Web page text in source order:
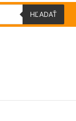
HĽADAŤ